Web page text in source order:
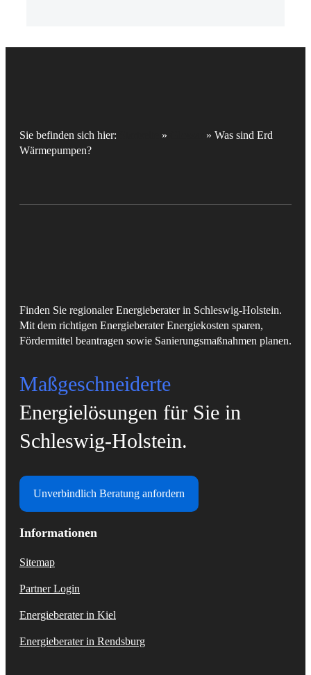
Sie befinden sich hier: » » Was sind Erd
Wärmepumpen?
Finden Sie regionaler Energieberater in Schleswig-Holstein.
Mit dem richtigen Energieberater Energiekosten sparen,
Fördermittel beantragen sowie Sanierungsmaßnahmen planen.
Informationen
Sitemap
Partner Login
Energieberater in Kiel
Energieberater in Rendsburg
Maßgeschneiderte
Energielösungen für Sie in
Schleswig-Holstein.
Unverbindlich Beratung anfordern